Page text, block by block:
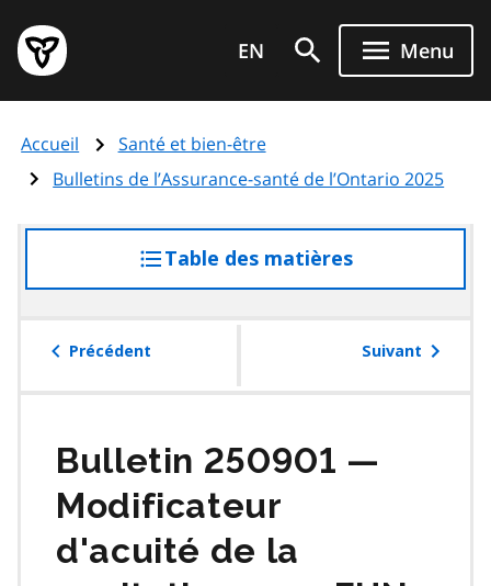
au
contenu
principal
Page
d'accueil
de
l'Ontario
EN Menu
Accueil
Santé et bien-être
Bulletins de l’Assurance-santé de l’Ontario 2025
Table des matières
à
table
Précédent Suivant
Bulletin 250901 —
Modificateur
d'acuité de la